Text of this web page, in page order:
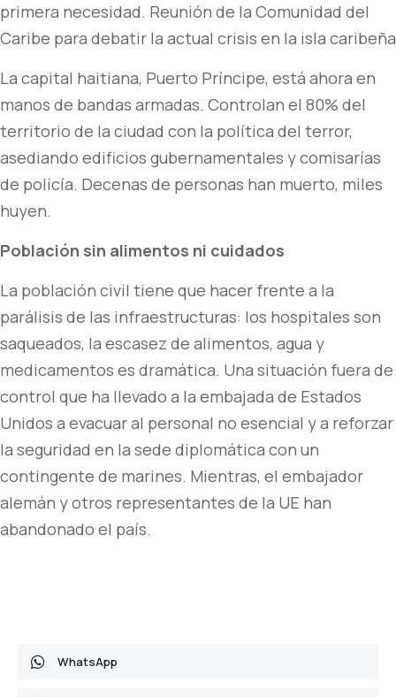
primera necesidad. Reunión de la Comunidad del
Caribe para debatir la actual crisis en la isla caribeña
La capital haitiana, Puerto Príncipe, está ahora en
manos de bandas armadas. Controlan el 80% del
territorio de la ciudad con la política del terror,
asediando edificios gubernamentales y comisarías
de policía. Decenas de personas han muerto, miles
huyen.
Población sin alimentos ni cuidados
La población civil tiene que hacer frente a la
parálisis de las infraestructuras: los hospitales son
saqueados, la escasez de alimentos, agua y
medicamentos es dramática. Una situación fuera de
control que ha llevado a la embajada de Estados
Unidos a evacuar al personal no esencial y a reforzar
la seguridad en la sede diplomática con un
contingente de marines. Mientras, el embajador
alemán y otros representantes de la UE han
abandonado el país.
WhatsApp